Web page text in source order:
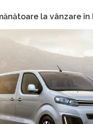
la vânzare în